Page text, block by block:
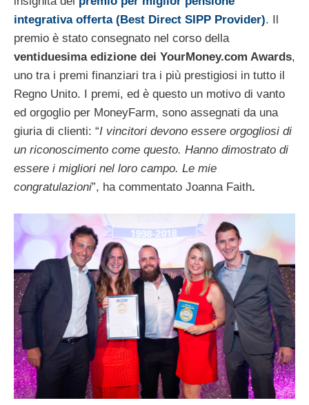
integrativa offerta (Best Direct SIPP Provider). Il
premio è stato consegnato nel corso della
ventiduesima edizione dei YourMoney.com Awards,
uno tra i premi finanziari tra i più prestigiosi in tutto il
Regno Unito. I premi, ed è questo un motivo di vanto
ed orgoglio per MoneyFarm, sono assegnati da una
giuria di clienti: “I vincitori devono essere orgogliosi di
un riconoscimento come questo. Hanno dimostrato di
essere i migliori nel loro campo. Le mie
congratulazioni”, ha commentato Joanna Faith.